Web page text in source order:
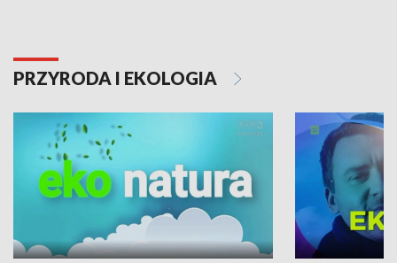
PRZYRODA I EKOLOGIA